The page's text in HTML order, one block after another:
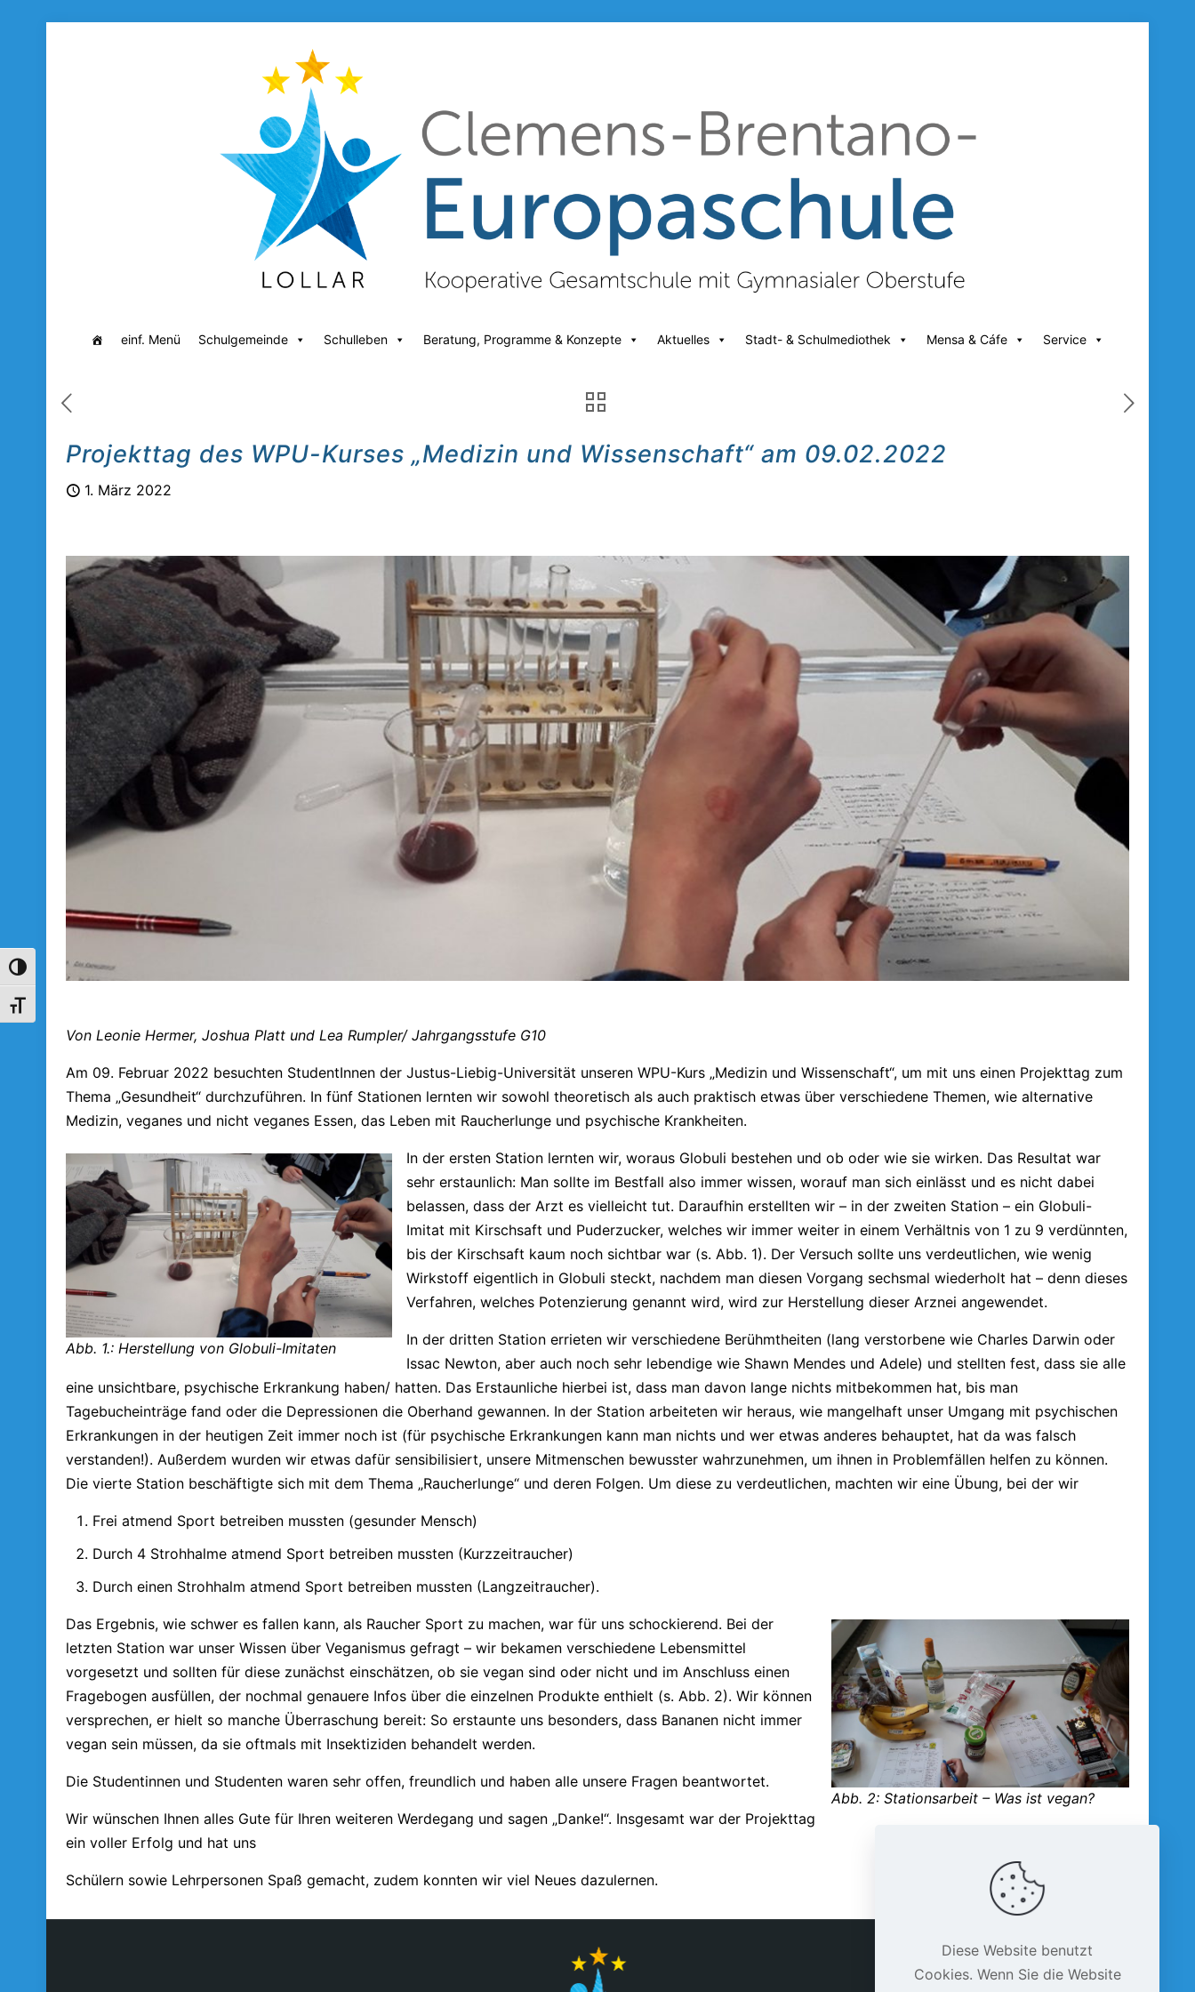
Umschalten auf hohe Kontraste
Schrift vergrößern
einf. Menü Schulgemeinde Schulleben Beratung, Programme & Konzepte Aktuelles Stadt- & Schulmediothek Mensa & Cáfe Service
Projekttag des WPU-Kurses „Medizin und Wissenschaft“ am 09.02.2022
1. März 2022
Von Leonie Hermer, Joshua Platt und Lea Rumpler/ Jahrgangsstufe G10
Am 09. Februar 2022 besuchten StudentInnen der Justus-Liebig-Universität unseren WPU-Kurs „Medizin und Wissenschaft“, um mit uns einen Projekttag zum
Thema „Gesundheit“ durchzuführen. In fünf Stationen lernten wir sowohl theoretisch als auch praktisch etwas über verschiedene Themen, wie alternative
Medizin, veganes und nicht veganes Essen, das Leben mit Raucherlunge und psychische Krankheiten.
Abb. 1.: Herstellung von Globuli-Imitaten
In der ersten Station lernten wir, woraus Globuli bestehen und ob oder wie sie wirken. Das Resultat war
sehr erstaunlich: Man sollte im Bestfall also immer wissen, worauf man sich einlässt und es nicht dabei
belassen, dass der Arzt es vielleicht tut. Daraufhin erstellten wir – in der zweiten Station – ein Globuli-
Imitat mit Kirschsaft und Puderzucker, welches wir immer weiter in einem Verhältnis von 1 zu 9 verdünnten,
bis der Kirschsaft kaum noch sichtbar war (s. Abb. 1). Der Versuch sollte uns verdeutlichen, wie wenig
Wirkstoff eigentlich in Globuli steckt, nachdem man diesen Vorgang sechsmal wiederholt hat – denn dieses
Verfahren, welches Potenzierung genannt wird, wird zur Herstellung dieser Arznei angewendet.
In der dritten Station errieten wir verschiedene Berühmtheiten (lang verstorbene wie Charles Darwin oder
Issac Newton, aber auch noch sehr lebendige wie Shawn Mendes und Adele) und stellten fest, dass sie alle
eine unsichtbare, psychische Erkrankung haben/ hatten. Das Erstaunliche hierbei ist, dass man davon lange nichts mitbekommen hat, bis man
Tagebucheinträge fand oder die Depressionen die Oberhand gewannen. In der Station arbeiteten wir heraus, wie mangelhaft unser Umgang mit psychischen
Erkrankungen in der heutigen Zeit immer noch ist (für psychische Erkrankungen kann man nichts und wer etwas anderes behauptet, hat da was falsch
verstanden!). Außerdem wurden wir etwas dafür sensibilisiert, unsere Mitmenschen bewusster wahrzunehmen, um ihnen in Problemfällen helfen zu können.
Die vierte Station beschäftigte sich mit dem Thema „Raucherlunge“ und deren Folgen. Um diese zu verdeutlichen, machten wir eine Übung, bei der wir
Frei atmend Sport betreiben mussten (gesunder Mensch)
Durch 4 Strohhalme atmend Sport betreiben mussten (Kurzzeitraucher)
Durch einen Strohhalm atmend Sport betreiben mussten (Langzeitraucher).
Abb. 2: Stationsarbeit – Was ist vegan?
Das Ergebnis, wie schwer es fallen kann, als Raucher Sport zu machen, war für uns schockierend. Bei der
letzten Station war unser Wissen über Veganismus gefragt – wir bekamen verschiedene Lebensmittel
vorgesetzt und sollten für diese zunächst einschätzen, ob sie vegan sind oder nicht und im Anschluss einen
Fragebogen ausfüllen, der nochmal genauere Infos über die einzelnen Produkte enthielt (s. Abb. 2). Wir können
versprechen, er hielt so manche Überraschung bereit: So erstaunte uns besonders, dass Bananen nicht immer
vegan sein müssen, da sie oftmals mit Insektiziden behandelt werden.
Die Studentinnen und Studenten waren sehr offen, freundlich und haben alle unsere Fragen beantwortet.
Wir wünschen Ihnen alles Gute für Ihren weiteren Werdegang und sagen „Danke!“. Insgesamt war der Projekttag
ein voller Erfolg und hat uns
Schülern sowie Lehrpersonen Spaß gemacht, zudem konnten wir viel Neues dazulernen.
Diese Website benutzt
Cookies. Wenn Sie die Website